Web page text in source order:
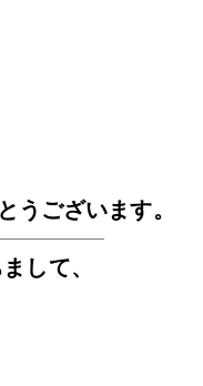
うございます。
して、